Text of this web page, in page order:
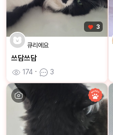
3
큐리에요
쓰담쓰담
174 ㆍ 3